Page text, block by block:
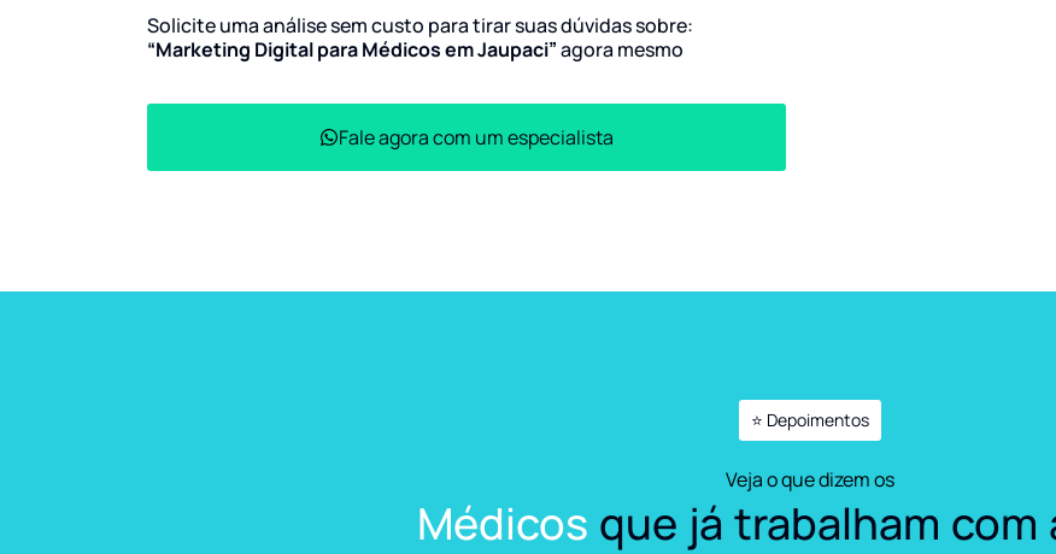
Solicite uma análise sem custo para tirar suas dúvidas sobre:
“Marketing Digital para Médicos em Jaupaci”agora mesmo
Fale agora com um especialista
⭐ Depoimentos
Veja o que dizem os
Médicos que já trabalham com